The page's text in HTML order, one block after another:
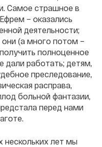
Самое страшное в
– оказались
деятельности;
они (а много потом –
полноценное
дали работать; детям,
преследование,
расправа,
больной фантазии,
перед нами
лет мы